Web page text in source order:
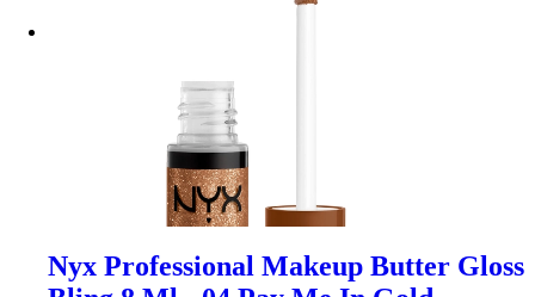
Nyx Professional Makeup Butter Gloss